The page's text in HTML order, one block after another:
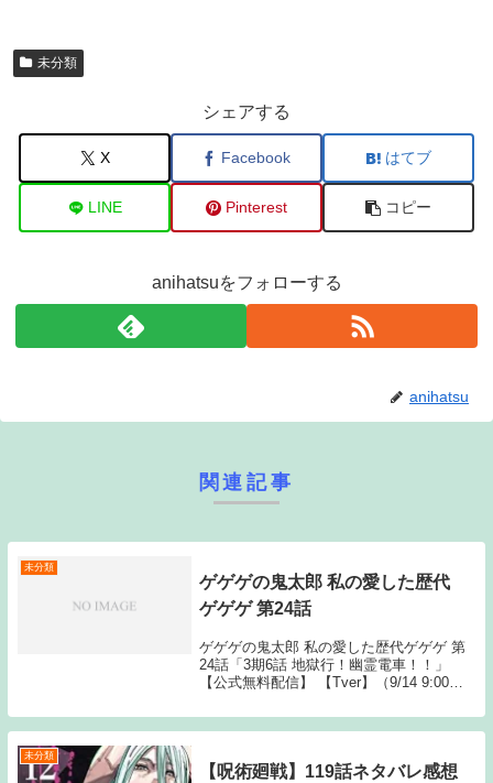
未分類
シェアする
X Facebook はてブ
LINE Pinterest コピー
anihatsuをフォローする
anihatsu
関連記事
未分類
ゲゲゲの鬼太郎 私の愛した歴代
ゲゲゲ 第24話
ゲゲゲの鬼太郎 私の愛した歴代ゲゲゲ 第
24話「3期6話 地獄行！幽霊電車！！」
【公式無料配信】 【Tver】（9/14 9:00
ゲ 動画一覧TOPへSource: New feedゲゲゲ
の鬼太郎 ...
未分類
【呪術廻戦】119話ネタバレ感想